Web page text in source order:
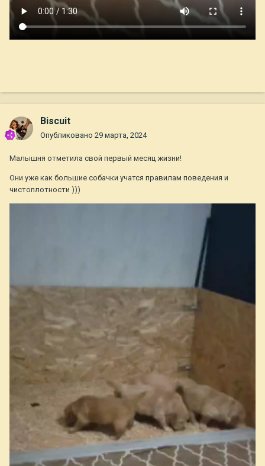
Biscuit
Опубликовано 29 марта, 2024
Малышня отметила свой первый месяц жизни!
Они уже как большие собачки учатся правилам поведения и
чистоплотности )))